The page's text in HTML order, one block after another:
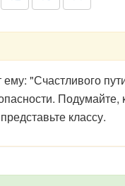
ему: "Счастливого
Подумайте,
классу.